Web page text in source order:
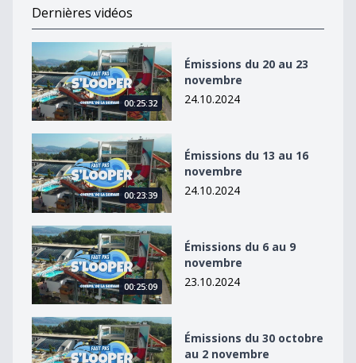
Dernières vidéos
Émissions du 20 au 23 novembre
00:25:32
Émissions du 20 au 23
novembre
24.10.2024
Émissions du 13 au 16 novembre
00:23:39
Émissions du 13 au 16
novembre
24.10.2024
Émissions du 6 au 9 novembre
00:25:09
Émissions du 6 au 9
novembre
23.10.2024
Émissions du 30 octobre au 2 novembre
Émissions du 30 octobre
au 2 novembre